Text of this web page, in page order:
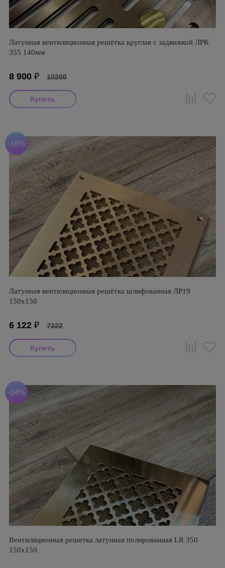
Латунная вентиляционная решётка круглая с задвижкой ЛРК
355 140мм
8 900 ₽ 10200
-16%
Латунная вентиляционная решётка шлифованная ЛР19
150х150
6 122 ₽ 7322
-14%
Вентиляционная решетка латунная полированная LR 350
150х150